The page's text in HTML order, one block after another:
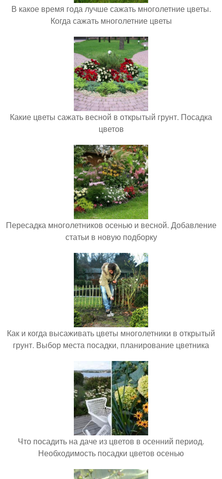
В какое время года лучше сажать многолетние цветы.
Когда сажать многолетние цветы
Какие цветы сажать весной в открытый грунт. Посадка
цветов
Пересадка многолетников осенью и весной. Добавление
статьи в новую подборку
Как и когда высаживать цветы многолетники в открытый
грунт. Выбор места посадки, планирование цветника
Что посадить на даче из цветов в осенний период.
Необходимость посадки цветов осенью